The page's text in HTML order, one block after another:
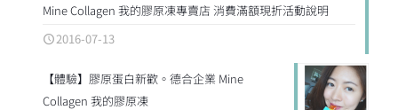
Mine Collagen 我的膠原凍專賣店 消費滿額現折活動說明
2016-07-13
【體驗】膠原蛋白新歡。德合企業 Mine
Collagen 我的膠原凍